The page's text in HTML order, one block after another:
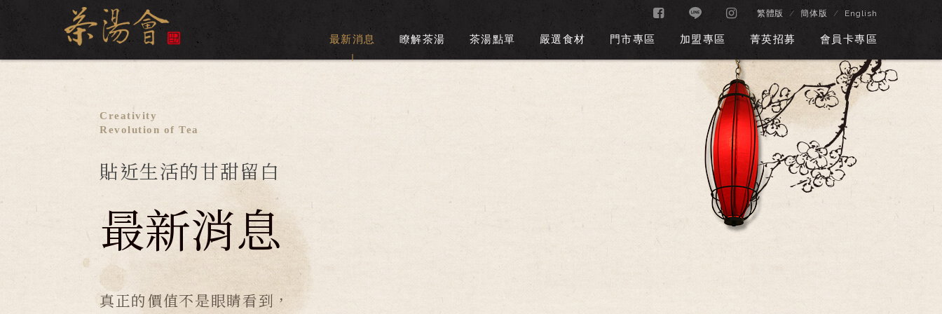
繁體版 簡体版 English
最新消息 瞭解茶湯 茶湯點單 嚴選食材 門市專區 加盟專區 菁英招募 會員卡專區
Creativity
Revolution of Tea
貼近生活的甘甜留白
最新消息
真正的價值不是眼睛看到，